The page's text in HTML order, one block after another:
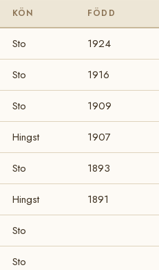
KÖN FÖDD
Sto 1924
Sto 1916
Sto 1909
Hingst 1907
Sto 1893
Hingst 1891
Sto
Sto